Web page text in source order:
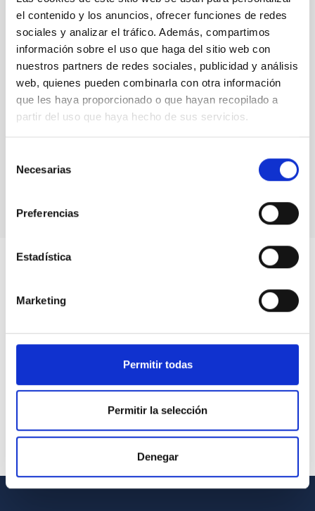
el contenido y los anuncios, ofrecer funciones de redes
sociales y analizar el tráfico. Además, compartimos
información sobre el uso que haga del sitio web con
nuestros partners de redes sociales, publicidad y análisis
web, quienes pueden combinarla con otra información
que les haya proporcionado o que hayan recopilado a
partir del uso que haya hecho de sus servicios.
Necesarias
Preferencias
Estadística
Marketing
Permitir todas
Permitir la selección
Denegar
La FJS visita el GTC